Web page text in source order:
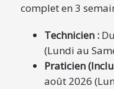
complet en 3
Technicien :
(Lundi au
Praticien
août 2026